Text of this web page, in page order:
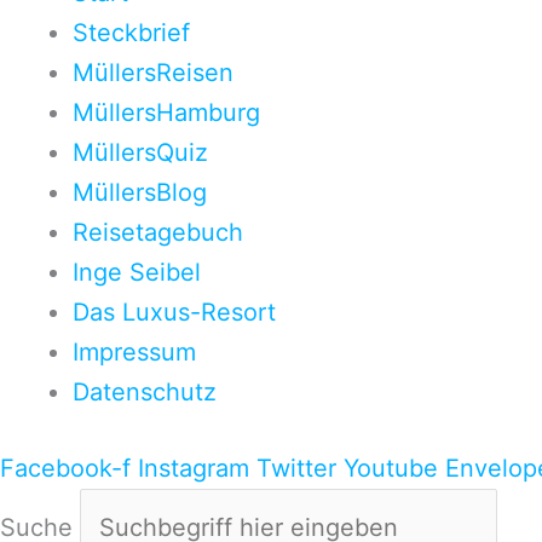
Steckbrief
MüllersReisen
MüllersHamburg
MüllersQuiz
MüllersBlog
Reisetagebuch
Inge Seibel
Das Luxus-Resort
Impressum
Datenschutz
Facebook-f Instagram Twitter Youtube
Suche